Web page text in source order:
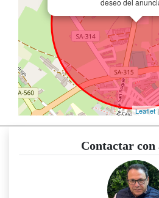
deseo del
Leaflet
Contactar con